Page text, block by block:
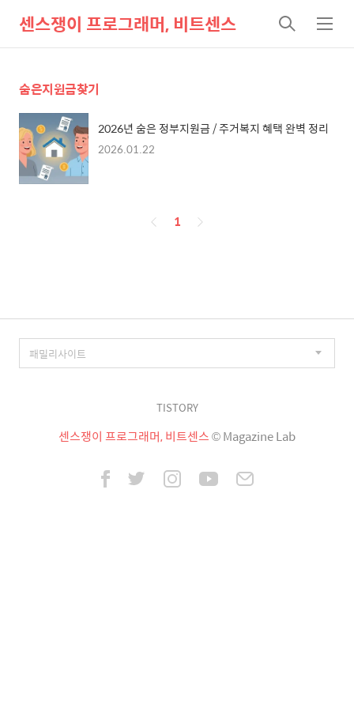
센스쟁이 프로그래머, 비트센스
검
색
메
뉴
숨은지원금찾기
2026년 숨은 정부지원금 / 주거복지 혜택 완벽 정리
2026.01.22
페
1
TISTORY
센스쟁이 프로그래머, 비트센스© Magazine Lab